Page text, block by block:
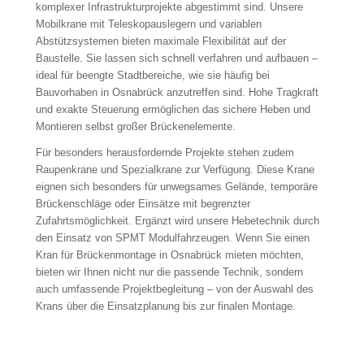
komplexer Infrastrukturprojekte abgestimmt sind. Unsere
Mobilkrane mit Teleskopauslegern und variablen
Abstützsystemen bieten maximale Flexibilität auf der
Baustelle. Sie lassen sich schnell verfahren und aufbauen –
ideal für beengte Stadtbereiche, wie sie häufig bei
Bauvorhaben in Osnabrück anzutreffen sind. Hohe Tragkraft
und exakte Steuerung ermöglichen das sichere Heben und
Montieren selbst großer Brückenelemente.
Für besonders herausfordernde Projekte stehen zudem
Raupenkrane und Spezialkrane zur Verfügung. Diese Krane
eignen sich besonders für unwegsames Gelände, temporäre
Brückenschläge oder Einsätze mit begrenzter
Zufahrtsmöglichkeit. Ergänzt wird unsere Hebetechnik durch
den Einsatz von SPMT Modulfahrzeugen. Wenn Sie einen
Kran für Brückenmontage in Osnabrück mieten möchten,
bieten wir Ihnen nicht nur die passende Technik, sondern
auch umfassende Projektbegleitung – von der Auswahl des
Krans über die Einsatzplanung bis zur finalen Montage.